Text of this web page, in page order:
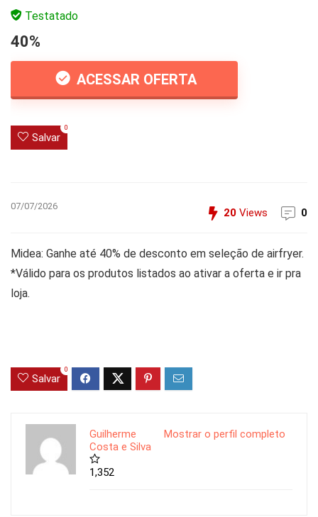
Testatado
40%
ACESSAR OFERTA
Salvar
0
07/07/2026
20 Views 0
Midea: Ganhe até 40% de desconto em seleção de airfryer.
*Válido para os produtos listados ao ativar a oferta e ir pra
loja.
Salvar
0
Mostrar o perfil completo
Guilherme
Costa e Silva
1,352